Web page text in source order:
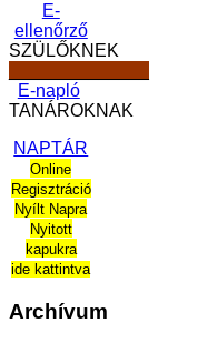
E-
ellenőrző
SZÜLŐKNEK
E-napló
TANÁROKNAK
NAPTÁR
Online
Regisztráció
Nyílt Napra
Nyitott
kapukra
ide kattintva
Archívum